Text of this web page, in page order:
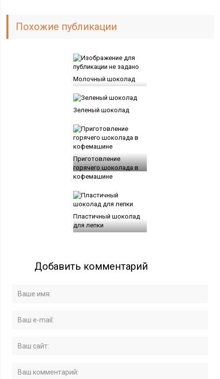
Похожие публикации
Молочный шоколад
Зеленый шоколад
Приготовление
горячего шоколада в
кофемашине
Пластичный шоколад
для лепки
Добавить комментарий